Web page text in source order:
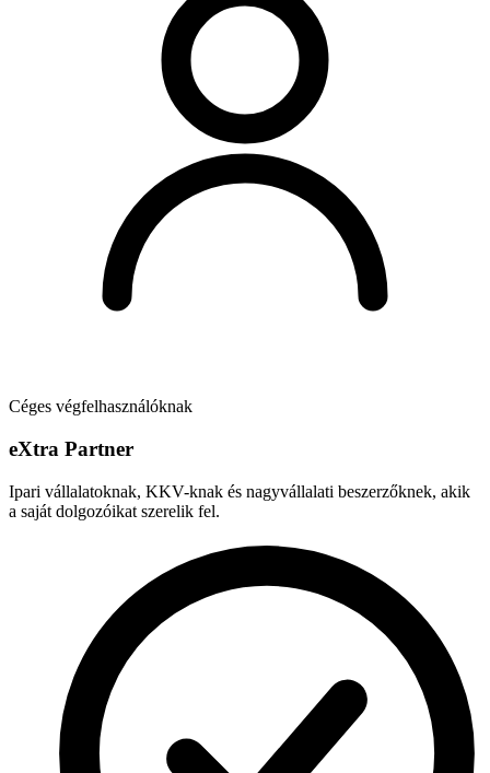
Céges végfelhasználóknak
eXtra Partner
Ipari vállalatoknak, KKV-knak és nagyvállalati beszerzőknek, akik
a saját dolgozóikat szerelik fel.